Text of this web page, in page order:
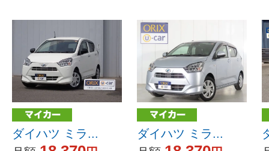
ダイハツ ミラ...
ダイハツ ミラ...